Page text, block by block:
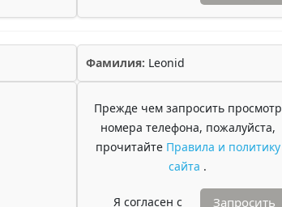
Фамилия: Leonid
Прежде чем запросить просмотр
номера телефона, пожалуйста,
прочитайте Правила и политику
сайта .
Я согласен с Запросить